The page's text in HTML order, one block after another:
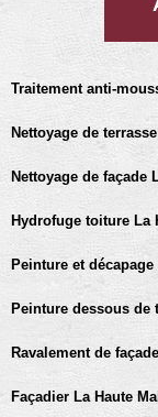
Traitement anti-
Nettoyage de
Nettoyage de façade
Hydrofuge toiture La
Peinture et
Peinture dessous de
Ravalement de
Façadier La Haute